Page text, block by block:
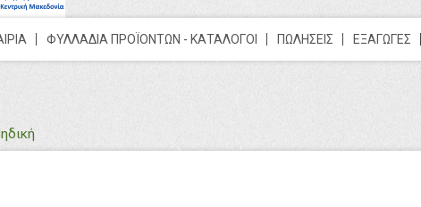
ΦΥΛΛΑΔΙΑ ΠΡΟΪΟΝΤΩΝ - ΚΑΤΑΛΟΓΟΙ ΠΩΛΗΣΕΙΣ ΕΞΑΓΩΓΕΣ